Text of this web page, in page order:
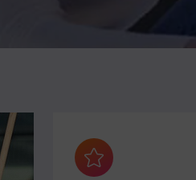
Aggiungi ai preferiti